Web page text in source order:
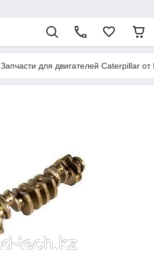
Запчасти для двигателей Caterpillar от